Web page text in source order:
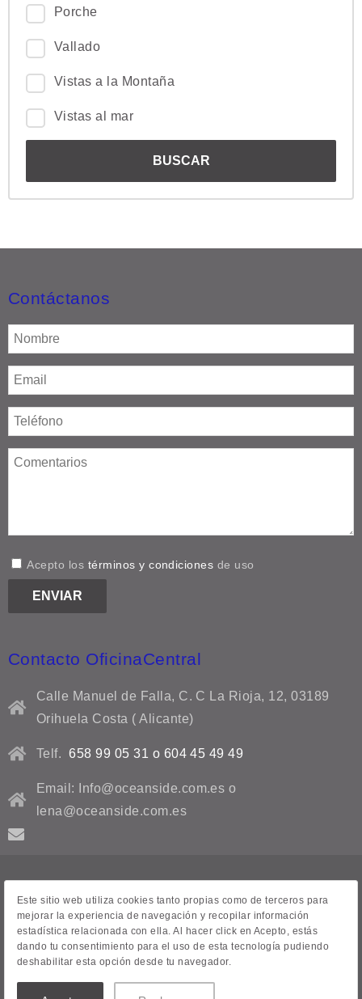
Porche
Vallado
Vistas a la Montaña
Vistas al mar
Contáctanos
Acepto los términos y condiciones de uso
Contacto OficinaCentral
Calle Manuel de Falla, C. C La Rioja, 12, 03189
Orihuela Costa ( Alicante)
Telf. 658 99 05 31 o 604 45 49 49
Email: Info@oceanside.com.es o
lena@oceanside.com.es
Contacto
Venta de casas
Todas las propiedades
Este sitio web utiliza cookies tanto propias como de terceros para
mejorar la experiencia de navegación y recopilar información
estadística relacionada con ella. Al hacer click en Acepto, estás
dando tu consentimiento para el uso de esta tecnología pudiendo
deshabilitar esta opción desde tu navegador.